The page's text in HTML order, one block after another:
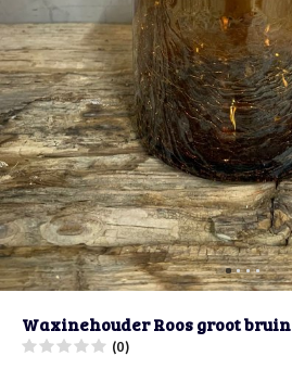
Waxinehouder Roos groot bruin
(0)